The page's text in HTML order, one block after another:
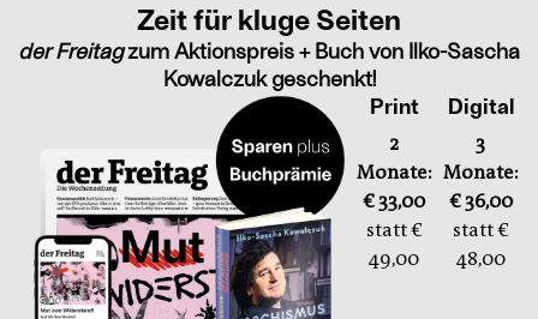
Zeit für kluge Seiten
der Freitagzum Aktionspreis + Buch von Ilko-Sascha
Kowalczuk geschenkt!
Print
2
Monate:
€ 33,00
statt €
49,00
Digital
3
Monate:
€ 36,00
statt €
48,00